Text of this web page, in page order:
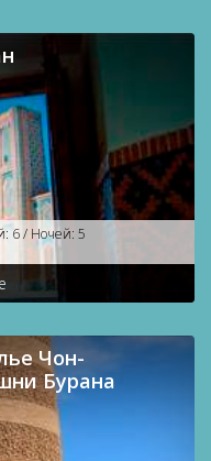
6 / Ночей: 5
Чон-
Бурана